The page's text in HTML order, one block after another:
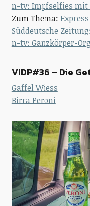
n-tv: Impfselfies mit
Zum Thema:
Süddeutsche
n-tv: Ganzkörper-
VIDP#36 – Die
Gaffel Wiess
Birra Peroni